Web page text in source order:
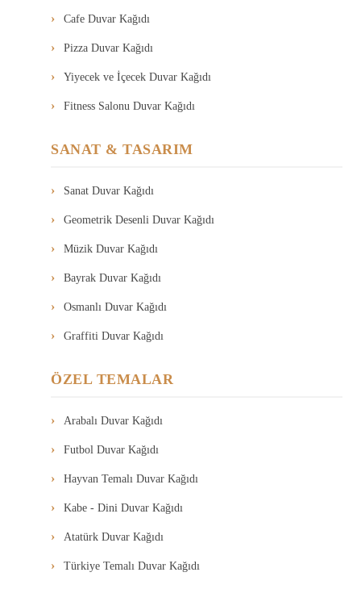
Cafe Duvar Kağıdı
Pizza Duvar Kağıdı
Yiyecek ve İçecek Duvar Kağıdı
Fitness Salonu Duvar Kağıdı
SANAT & TASARIM
Sanat Duvar Kağıdı
Geometrik Desenli Duvar Kağıdı
Müzik Duvar Kağıdı
Bayrak Duvar Kağıdı
Osmanlı Duvar Kağıdı
Graffiti Duvar Kağıdı
ÖZEL TEMALAR
Arabalı Duvar Kağıdı
Futbol Duvar Kağıdı
Hayvan Temalı Duvar Kağıdı
Kabe - Dini Duvar Kağıdı
Atatürk Duvar Kağıdı
Türkiye Temalı Duvar Kağıdı